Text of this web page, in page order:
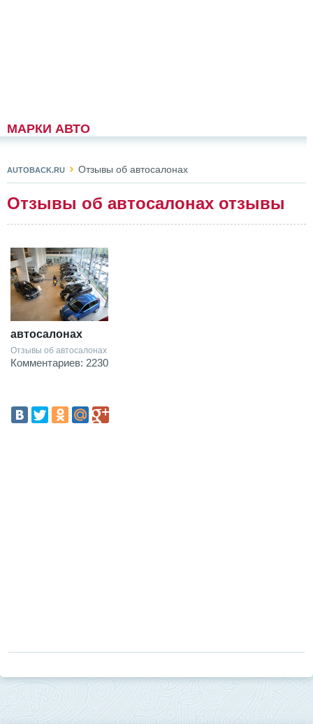
МАРКИ АВТО
AUTOBACK.RU Отзывы об автосалонах
Отзывы об автосалонах отзывы
автосалонах
Отзывы об автосалонах
Комментариев: 2230